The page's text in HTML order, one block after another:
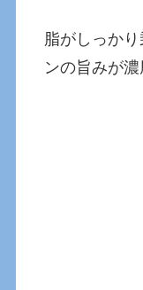
脂がしっか
ンの旨みが濃